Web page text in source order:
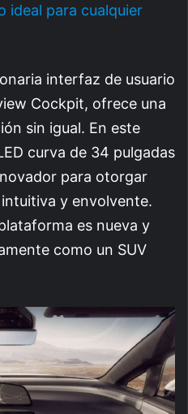
ideal para cualquier
interfaz de usuario
Cockpit, ofrece una
sin igual. En este
curva de 34 pulgadas
para otorgar
y envolvente.
es nueva y
como un SUV